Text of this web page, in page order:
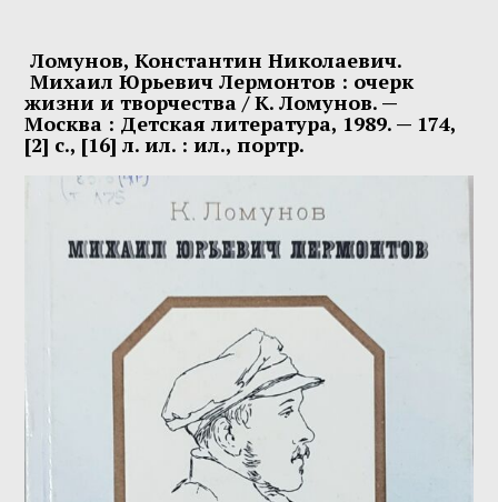
Ломунов, Константин Николаевич.
Михаил Юрьевич Лермонтов : очерк
жизни и творчества / К.Ломунов. —
Москва : Детская литература, 1989. — 174,
[2] с., [16] л. ил. : ил., портр.